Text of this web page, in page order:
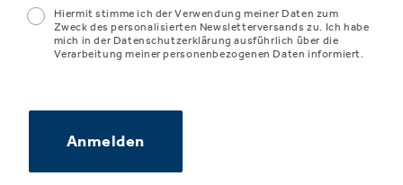
Hiermit stimme ich der Verwendung meiner Daten zum
Zweck des personalisierten Newsletterversands zu. Ich habe
mich in der Datenschutzerklärung ausführlich über die
Verarbeitung meiner personenbezogenen Daten informiert.
Anmelden